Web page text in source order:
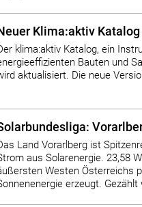
Klima:aktiv
klima:aktiv Katalog, ein
Bauten und
aktualisiert. Die neue
Land Vorarlberg ist
aus Solarenergie. 23,58
Westen Österreichs
erzeugt. Gezählt